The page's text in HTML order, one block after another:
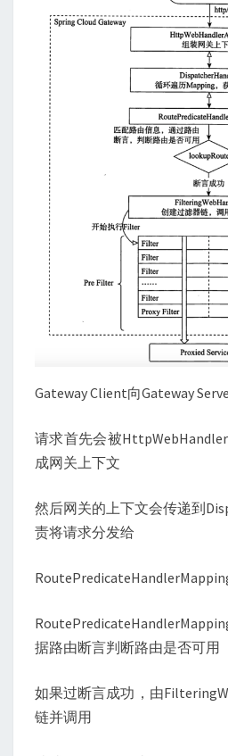
Gateway Client向Gateway
请求首先会被
成网关上下文
然后网关的上下文会传递到
责将请求分发给
据路由断言判断路由是否可用
如果过断言成功，由
链并调用